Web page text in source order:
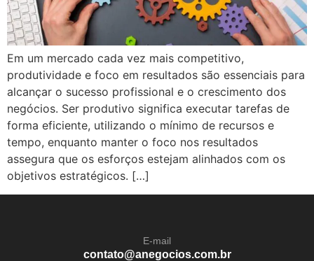
Em um mercado cada vez mais competitivo,
produtividade e foco em resultados são essenciais para
alcançar o sucesso profissional e o crescimento dos
negócios. Ser produtivo significa executar tarefas de
forma eficiente, utilizando o mínimo de recursos e
tempo, enquanto manter o foco nos resultados
assegura que os esforços estejam alinhados com os
objetivos estratégicos. […]
E-mail
contato@anegocios.com.br